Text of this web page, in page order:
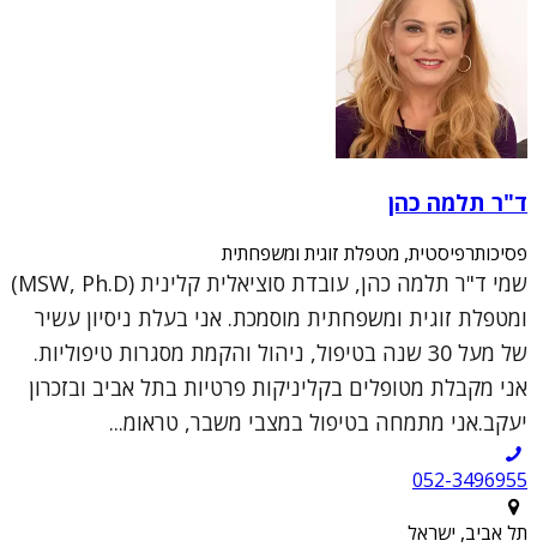
ד"ר תלמה כהן
פסיכותרפיסטית, מטפלת זוגית ומשפחתית
שמי ד"ר תלמה כהן, עובדת סוציאלית קלינית (MSW, Ph.D)
ומטפלת זוגית ומשפחתית מוסמכת. אני בעלת ניסיון עשיר
של מעל 30 שנה בטיפול, ניהול והקמת מסגרות טיפוליות.
אני מקבלת מטופלים בקליניקות פרטיות בתל אביב ובזכרון
יעקב.אני מתמחה בטיפול במצבי משבר, טראומ...
052-3496955
תל אביב, ישראל